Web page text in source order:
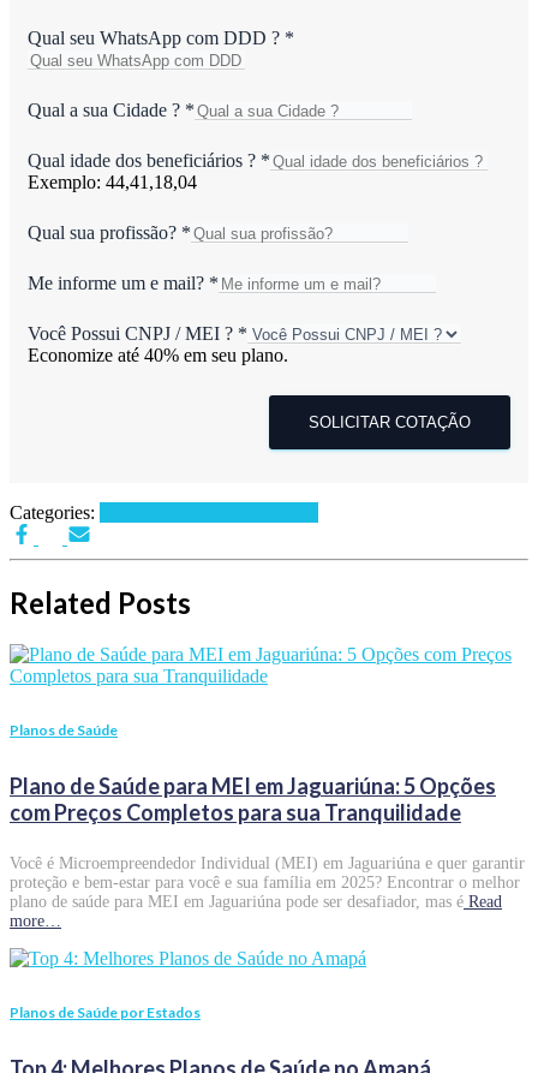
Qual seu WhatsApp com DDD ? *
Qual a sua Cidade ? *
Qual idade dos beneficiários ? *
Exemplo: 44,41,18,04
Qual sua profissão? *
Me informe um e mail? *
Você Possui CNPJ / MEI ? *
Economize até 40% em seu plano.
SOLICITAR COTAÇÃO
Categories:
Related Posts
Planos de Saúde
Plano de Saúde para MEI em Jaguariúna: 5 Opções
com Preços Completos para sua Tranquilidade
Você é Microempreendedor Individual (MEI) em Jaguariúna e quer garantir
proteção e bem-estar para você e sua família em 2025? Encontrar o melhor
plano de saúde para MEI em Jaguariúna pode ser desafiador, mas é Read
more…
Planos de Saúde por Estados